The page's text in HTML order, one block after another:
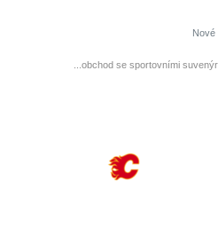
...obchod se sportovními
Nové